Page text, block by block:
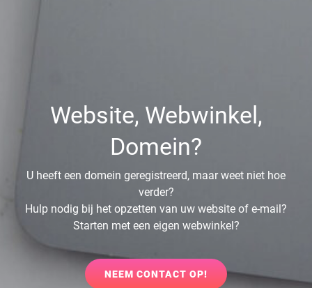
Website, Webwinkel,
Domein?
U heeft een domein geregistreerd, maar weet niet hoe
verder?
Hulp nodig bij het opzetten van uw website of e-mail?
Starten met een eigen webwinkel?
NEEM CONTACT OP!NEEM